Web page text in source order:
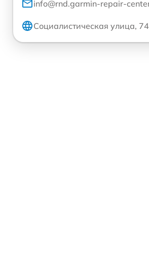
info@rnd.garmin-repair-
Социалистическая улица, 74